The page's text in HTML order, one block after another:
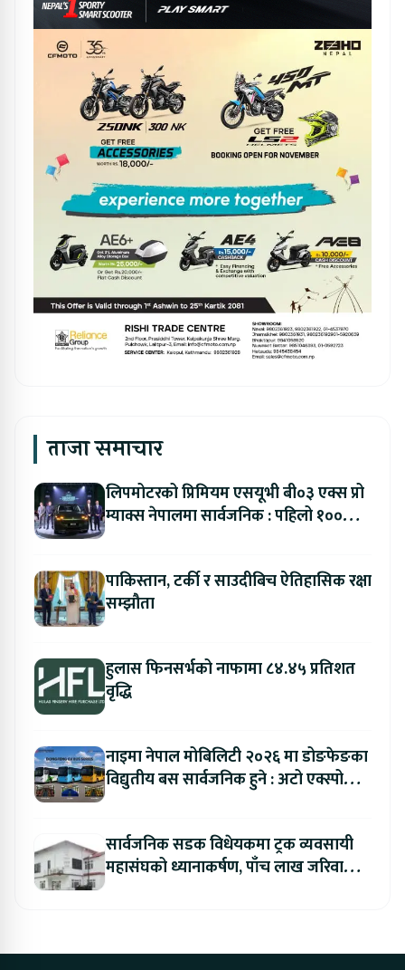
ताजा समाचार
लिपमोटरको प्रिमियम एसयूभी बी०३ एक्स प्रो
म्याक्स नेपालमा सार्वजनिक : पहिलो १००
पाकिस्तान, टर्की र साउदीबिच ऐतिहासिक रक्षा
सम्झौता
हुलास फिनसर्भको नाफामा ८४.४५ प्रतिशत
वृद्धि
नाइमा नेपाल मोबिलिटी २०२६ मा डोङफेङका
विद्युतीय बस सार्वजनिक हुने : अटो एक्स्पोमा
सार्वजनिक सडक विधेयकमा ट्रक व्यवसायी
महासंघको ध्यानाकर्षण, पाँच लाख जरिवाना